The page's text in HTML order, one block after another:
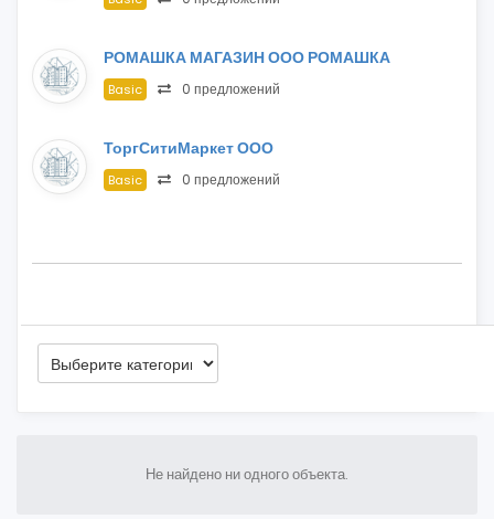
РОМАШКА МАГАЗИН ООО РОМАШКА
Basic 0 предложений
ТоргСитиМаркет ООО
Basic 0 предложений
Не найдено ни одного объекта.